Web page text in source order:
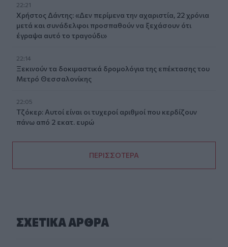
22:21
Χρήστος Δάντης: «Δεν περίμενα την αχαριστία, 22 χρόνια
μετά και συνάδελφοι προσπαθούν να ξεχάσουν ότι
έγραψα αυτό το τραγούδι»
22:14
Ξεκινούν τα δοκιμαστικά δρομολόγια της επέκτασης του
Μετρό Θεσσαλονίκης
22:05
Τζόκερ: Αυτοί είναι οι τυχεροί αριθμοί που κερδίζουν
πάνω από 2 εκατ. ευρώ
ΠΕΡΙΣΣΟΤΕΡΑ
ΣΧΕΤΙΚA AΡΘΡΑ